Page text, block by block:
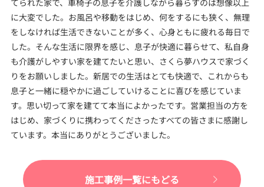
に大変でした。お風呂や移動をはじめ、何をするにも狭く、無理
をしなければ生活できないことが多く、心身ともに疲れる毎日で
した。そんな生活に限界を感じ、息子が快適に暮らせて、私自身
も介護がしやすい家を建てたいと思い、さくら夢ハウスで家づく
りをお願いしました。新居での生活はとても快適で、これからも
息子と一緒に穏やかに過ごしていけることに喜びを感じていま
す。思い切って家を建てて本当によかったです。営業担当の方を
はじめ、家づくりに携わってくださったすべての皆さまに感謝し
ています。本当にありがとうございました。
施工事例一覧にもどる